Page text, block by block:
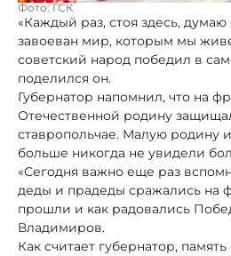
Фото: ГСК
«Каждый раз, стоя здесь,
завоеван мир, которым мы
советский народ победил в
поделился он.
Губернатор напомнил, что на
Отечественной родину
ставропольчае. Малую родину
больше никогда не увидели
«Сегодня важно еще раз
деды и прадеды сражались на
прошли и как радовались
Владимиров.
Как считает губернатор,